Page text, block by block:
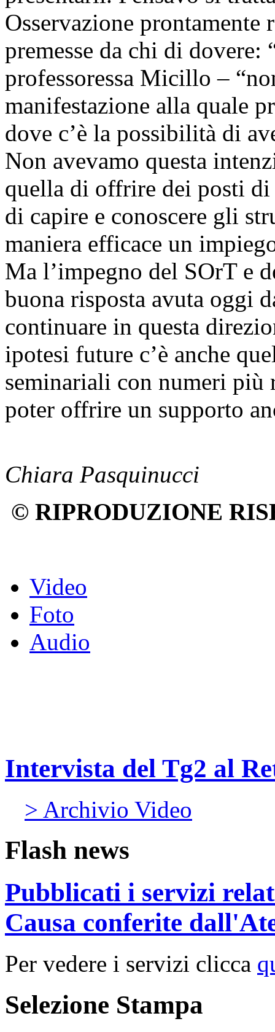
Osservazione prontamente
premesse da chi di dovere:
professoressa Micillo –
manifestazione alla quale
dove c’è la possibilità di
Non avevamo questa
quella di offrire dei posti
di capire e conoscere gli
maniera efficace un
Ma l’impegno del SOrT e
buona risposta avuta oggi
continuare in questa
ipotesi future c’è anche
seminariali con numeri
poter offrire un supporto
Chiara Pasquinucci
© RIPRODUZIONE
Video
Foto
Audio
Intervista del Tg2 al
> Archivio Video
Flash news
Pubblicati i servizi
Causa conferite
Per vedere i servizi clicca
Selezione Stampa